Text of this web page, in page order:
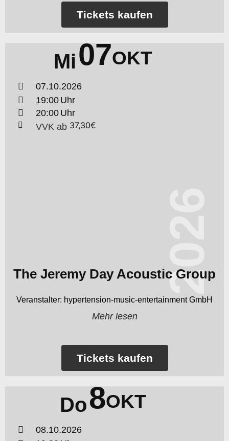
Tickets kaufen
Mi07OKT
07.10.2026
19:00
20:00
VVK ab 37,30€
The Jeremy Day Acoustic Group
hypertension-music-entertainment GmbH
Mehr lesen
Tickets kaufen
2026
Do8OKT
08.10.2026